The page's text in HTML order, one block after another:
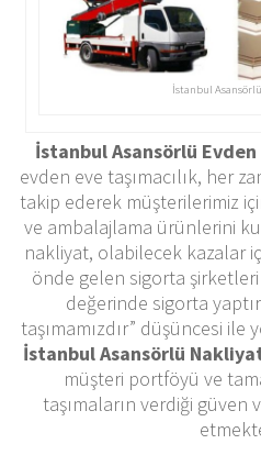
İstanbul Asansörlü
İstanbul Asansörlü Evden
evden eve taşımacılık, her
takip ederek müşterilerimiz
ve ambalajlama ürünlerini
nakliyat, olabilecek kazalar
önde gelen sigorta şirketleri
değerinde sigorta
taşımamızdır” düşüncesi
İstanbul Asansörlü
müşteri portföyü ve
taşımaların verdiği güven